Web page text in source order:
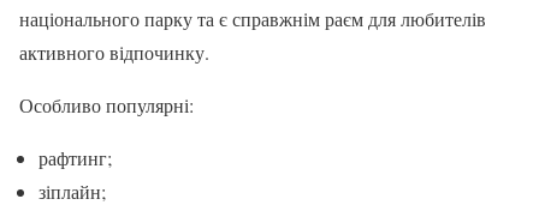
національного парку та є справжнім раєм для любителів
активного відпочинку.
Особливо популярні:
рафтинг;
зіплайн;